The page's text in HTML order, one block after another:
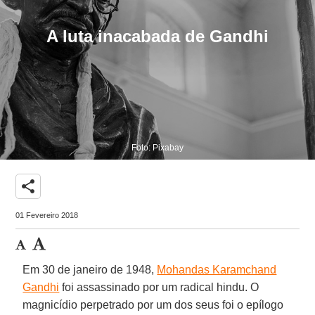
A luta inacabada de Gandhi
Foto: Pixabay
share
01 Fevereiro 2018
Em 30 de janeiro de 1948, Mohandas Karamchand
Gandhi foi assassinado por um radical hindu. O
magnicídio perpetrado por um dos seus foi o epílogo